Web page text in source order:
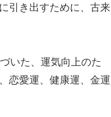
引き出すために、古来
いた、運気向上のた
恋愛運、健康運、金運